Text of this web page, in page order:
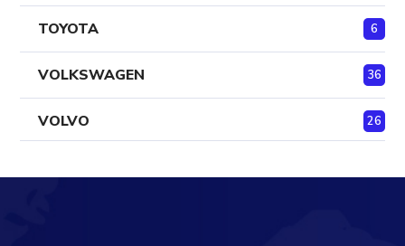
TOYOTA 6
VOLKSWAGEN 36
VOLVO 26